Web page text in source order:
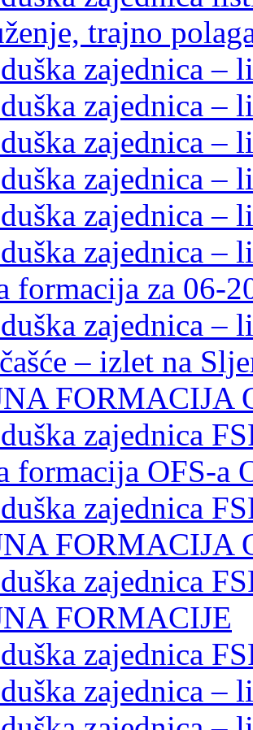
trajno
zajednica –
zajednica –
zajednica –
zajednica –
zajednica –
zajednica –
formacija za 06-
zajednica –
– izlet na
FORMACIJA
zajednica
formacija OFS-a
zajednica
FORMACIJA
zajednica
FORMACIJE
zajednica
zajednica –